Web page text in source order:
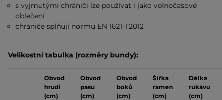
s vyjmutými chrániči lze používat i jako volnočasové
oblečení
chrániče splňují normu EN 1621-1:2012
Velikostní tabulka (rozměry bundy):
Obvod
hrudi
(cm)
Obvod
pasu
(cm)
Obvod
boků
(cm)
Šířka
ramen
(cm)
Délka
rukávu
(cm)